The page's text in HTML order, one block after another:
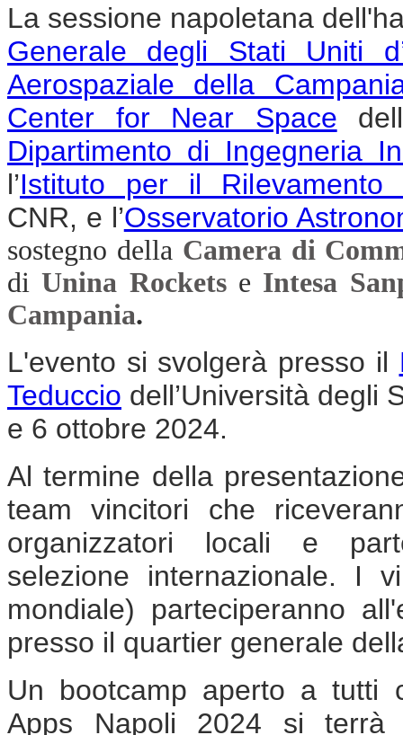
La sessione napoletana dell'
Generale degli Stati Uniti
Aerospaziale della
Center for Near Space
Dipartimento di Ingegneria
l’Istituto per il Rilevamento
CNR, e l’Osservatorio
sostegno della Camera di
diUnina Rockets e Intesa
Campania.
L'evento si svolgerà presso il
Teduccio dell’Università degli
e 6 ottobre 2024.
Al termine della
team vincitori che
organizzatori locali e
selezione internazionale. I
mondiale) parteciperanno
presso il quartier generale
Un bootcamp aperto a tutti
Apps Napoli 2024 si terrà